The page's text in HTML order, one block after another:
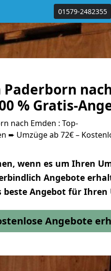
01579-2482355
Paderborn
% Gratis-
nach Emden : Top-
➨ Umzüge ab 72€ –
wenn es um Ihren
Angebote
beste Angebot für Ihren
Angebote